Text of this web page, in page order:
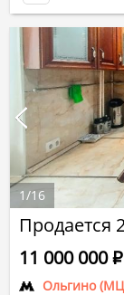
Продается
Ольгино
11 000 000Р
1/16